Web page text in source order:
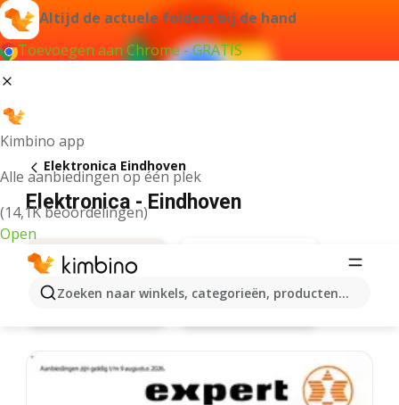
Altijd de actuele folders bij de hand
Toevoegen aan Chrome - GRATIS
Kimbino app
Alle aanbiedingen op één plek
(14,1K beoordelingen)
Open
Zoeken naar winkels, categorieën, producten...
Elektronica Eindhoven
Elektronica - Eindhoven